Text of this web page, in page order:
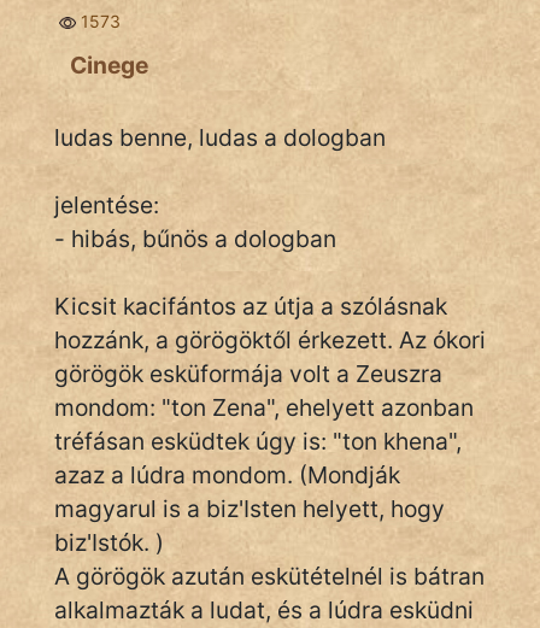
Szállóigék
Szóláscsoportok
Szólások
Tréfás
IRODALOM
SZÓLÁS
És
KÖZMONDÁS
PSZICHO
ZENE
FILM
1573
Cinege
ludas benne, ludas a dologban
jelentése:
- hibás, bűnös a dologban
Kicsit kacifántos az útja a szólásnak
hozzánk, a görögöktől érkezett. Az ókori
görögök esküformája volt a Zeuszra
mondom: "ton Zena", ehelyett azonban
tréfásan esküdtek úgy is: "ton khena",
azaz a lúdra mondom. (Mondják
magyarul is a biz'Isten helyett, hogy
biz'Istók. )
A görögök azután eskütételnél is bátran
alkalmazták a ludat, és a lúdra esküdni